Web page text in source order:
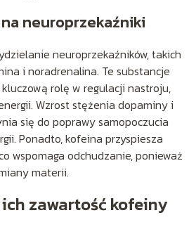
neuroprzekaźniki
neuroprzekaźników, takich
i noradrenalina. Te substancje
rolę w regulacji nastroju,
Wzrost stężenia dopaminy i
się do poprawy samopoczucia
Ponadto, kofeina przyspiesza
wspomaga odchudzanie, ponieważ
materii.
zawartość kofeiny